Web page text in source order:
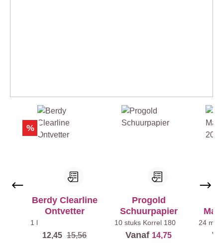
%
Berdy Clearline
Ontvetter
1 l
12,45 15,56
Progold
Schuurpapier
10 stuks Korrel 180
Vanaf 14,75
24 mm